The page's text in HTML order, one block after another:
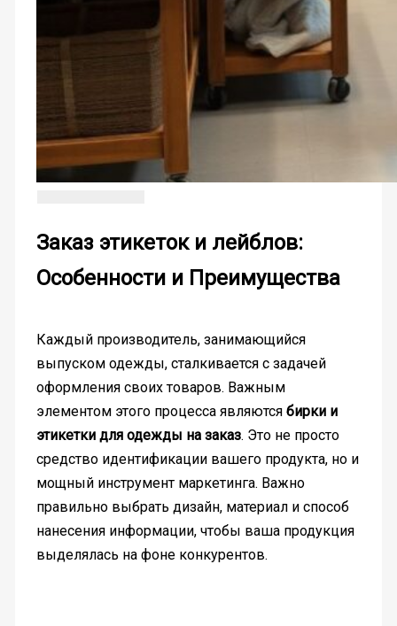
Заказ этикеток и лейблов:
Особенности и Преимущества
Каждый производитель, занимающийся
выпуском одежды, сталкивается с задачей
оформления своих товаров. Важным
элементом этого процесса являются бирки и
этикетки для одежды на заказ. Это не просто
средство идентификации вашего продукта, но и
мощный инструмент маркетинга. Важно
правильно выбрать дизайн, материал и способ
нанесения информации, чтобы ваша продукция
выделялась на фоне конкурентов.